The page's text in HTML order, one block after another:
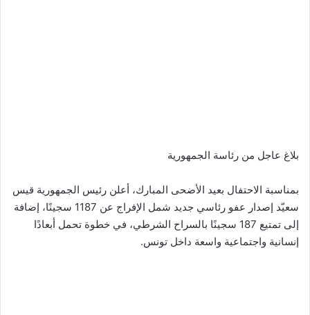
بلاغ عاجل من رئاسة الجمهورية
بمناسبة الاحتفال بعيد الأضحى المبارك، أعلن رئيس الجمهورية قيس
سعيّد إصدار عفو رئاسي جديد شمل الإفراج عن 1187 سجينًا، إضافة
إلى تمتيع 187 سجينًا بالسراح الشرطي، في خطوة تحمل أبعادًا
إنسانية واجتماعية واسعة داخل تونس.